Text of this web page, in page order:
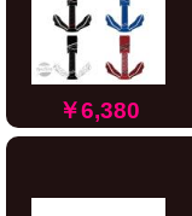
￥6,380